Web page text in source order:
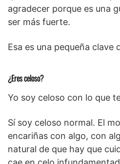
agradecer porque es una
ser más fuerte.
Esa es una pequeña clave
¿Eres celoso?
Yo soy celoso con lo que
Sí soy celoso normal. El
encariñas con algo, con
natural de que hay que